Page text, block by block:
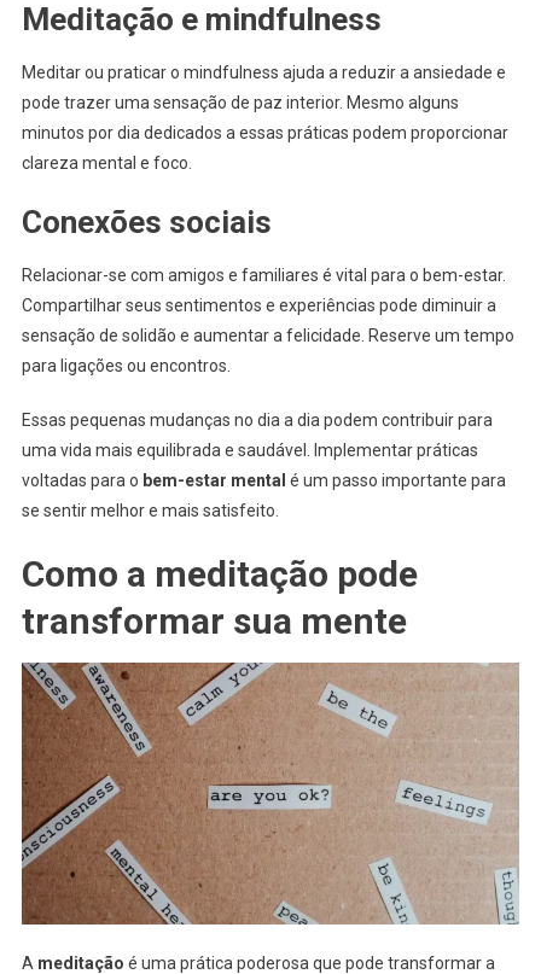
Meditação e mindfulness
Meditar ou praticar o mindfulness ajuda a reduzir a ansiedade e
pode trazer uma sensação de paz interior. Mesmo alguns
minutos por dia dedicados a essas práticas podem proporcionar
clareza mental e foco.
Conexões sociais
Relacionar-se com amigos e familiares é vital para o bem-estar.
Compartilhar seus sentimentos e experiências pode diminuir a
sensação de solidão e aumentar a felicidade. Reserve um tempo
para ligações ou encontros.
Essas pequenas mudanças no dia a dia podem contribuir para
uma vida mais equilibrada e saudável. Implementar práticas
voltadas para o bem-estar mental é um passo importante para
se sentir melhor e mais satisfeito.
Como a meditação pode
transformar sua mente
A meditação é uma prática poderosa que pode transformar a